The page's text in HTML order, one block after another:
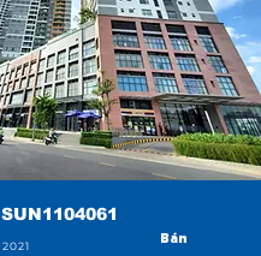
SUN1104061
2021 Bán